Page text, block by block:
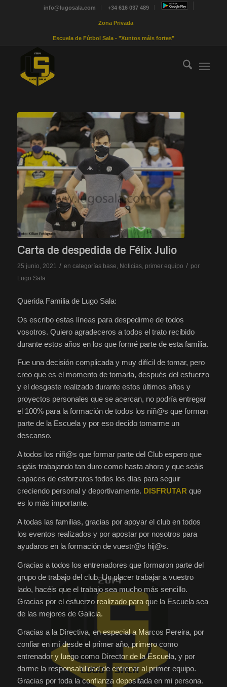
info@lugosala.com +34 616 037 489
Zona Privada
Escuela de Fútbol Sala - "Xuntos máis fortes"
Carta de despedida de Félix Julio
25 junio, 2021 / en categorías base, Noticias, primer equipo / por
Lugo Sala
Querida Familia de Lugo Sala:
Os escribo estas líneas para despedirme de todos
vosotros. Quiero agradeceros a todos el trato recibido
durante estos años en los que formé parte de esta familia.
Fue una decisión complicada y muy difícil de tomar, pero
creo que es el momento de tomarla, después del esfuerzo
y el desgaste realizado durante estos últimos años y
proyectos personales que se acercan, no podría entregar
el 100% para la formación de todos los niñ@s que forman
parte de la Escuela y por eso decido tomarme un
descanso.
A todos los niñ@s que formar parte del Club espero que
sigáis trabajando tan duro como hasta ahora y que seáis
capaces de esforzaros todos los días para seguir
creciendo personal y deportivamente. DISFRUTAR que
es lo más importante.
A todas las familias, gracias por apoyar el club en todos
los eventos realizados y por apostar por nosotros para
ayudaros en la formación de vuestr@s hij@s.
Gracias a todos los entrenadores que formaron parte del
grupo de trabajo del club. Un placer trabajar a vuestro
lado, hacéis que el trabajo sea mucho más sencillo.
Gracias por el esfuerzo realizado para que la Escuela sea
de las mejores de Galicia.
Gracias a la Directiva, en especial a Marcos Pereira, por
confiar en mí desde el primer año, primero como
entrenador y luego como Director de la Escuela, y por
darme la responsabilidad de entrenar al primer equipo.
Gracias por toda la confianza depositada en mi persona.